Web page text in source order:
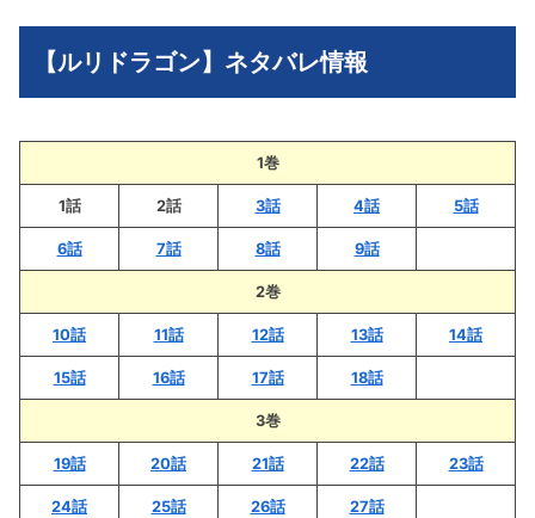
【ルリドラゴン】ネタバレ情報
1巻
1話 2話 3話 4話 5話
6話 7話 8話 9話
2巻
10話 11話 12話 13話 14話
15話 16話 17話 18話
3巻
19話 20話 21話 22話 23話
24話 25話 26話 27話